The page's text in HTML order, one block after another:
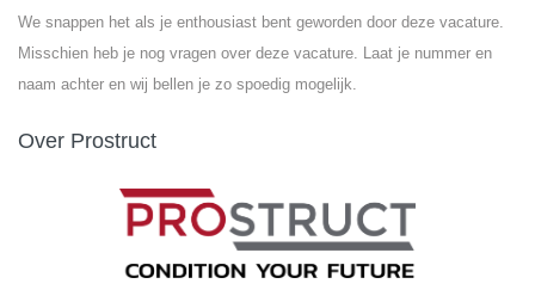
We snappen het als je enthousiast bent geworden door deze vacature.
Misschien heb je nog vragen over deze vacature. Laat je nummer en
naam achter en wij bellen je zo spoedig mogelijk.
Over Prostruct